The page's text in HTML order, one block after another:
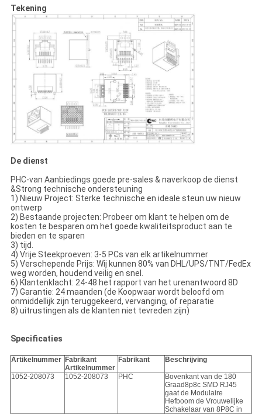
Tekening
De dienst
PHC-van Aanbiedings goede pre-sales & naverkoop de dienst
&Strong technische ondersteuning
1) Nieuw Project: Sterke technische en ideale steun uw nieuw
ontwerp
2) Bestaande projecten: Probeer om klant te helpen om de
kosten te besparen om het goede kwaliteitsproduct aan te
bieden en te sparen
3) tijd.
4) Vrije Steekproeven: 3-5 PCs van elk artikelnummer
5) Verschepende Prijs: Wij kunnen 80% van DHL/UPS/TNT/FedEx
weg worden, houdend veilig en snel.
6) Klantenklacht: 24-48 het rapport van het urenantwoord 8D
7) Garantie: 24 maanden (de Koopwaar wordt beloofd om
onmiddellijk zijn teruggekeerd, vervanging, of reparatie
8) uitrustingen als de klanten niet tevreden zijn)
Specificaties
Artikelnummer Fabrikant
Artikelnummer
Fabrikant Beschrijving
1052-208073 1052-208073 PHC
Bovenkant van de 180
Graad8p8c SMD RJ45
gaat de Modulaire
Hefboom de Vrouwelijke
Schakelaar van 8P8C in